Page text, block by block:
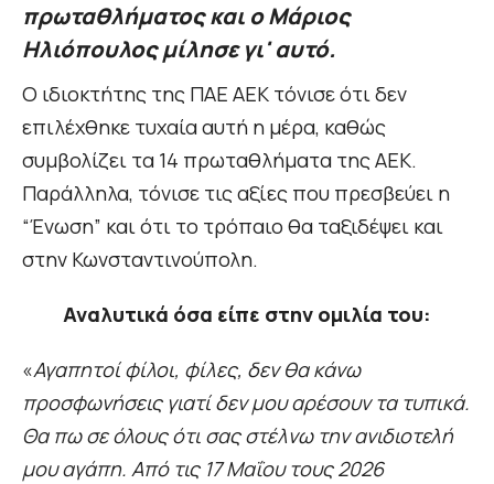
πρωταθλήματος και ο Μάριος
Ηλιόπουλος μίλησε γι' αυτό.
Ο ιδιοκτήτης της ΠΑΕ ΑΕΚ τόνισε ότι δεν
επιλέχθηκε τυχαία αυτή η μέρα, καθώς
συμβολίζει τα 14 πρωταθλήματα της ΑΕΚ.
Παράλληλα, τόνισε τις αξίες που πρεσβεύει η
“Ένωση” και ότι το τρόπαιο θα ταξιδέψει και
στην Κωνσταντινούπολη.
Αναλυτικά όσα είπε στην ομιλία του:
«Αγαπητοί φίλοι, φίλες, δεν θα κάνω
προσφωνήσεις γιατί δεν μου αρέσουν τα τυπικά.
Θα πω σε όλους ότι σας στέλνω την ανιδιοτελή
μου αγάπη. Από τις 17 Μαΐου τους 2026